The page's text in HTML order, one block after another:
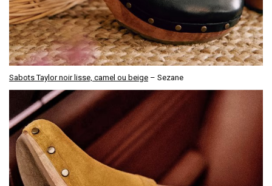
Sabots Taylor noir lisse, camel ou beige – Sezane